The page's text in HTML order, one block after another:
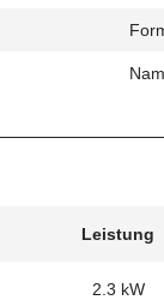
Leistung
2.3 kW